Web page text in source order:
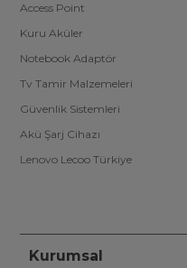
Access Point
Kuru Aküler
Notebook Adaptör
Tv Tamir Malzemeleri
Güvenlik Sistemleri
Akü Şarj Cihazı
Lenovo Lecoo Türkiye
Kurumsal